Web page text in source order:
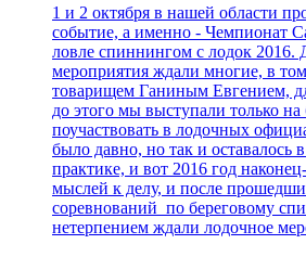
1 и 2 октября в нашей области
событие, а именно - Чемпионат
ловле спиннингом с лодок 2016.
мероприятия ждали многие, в
товарищем Ганиным Евгением,
до этого мы выступали только
поучаствовать в лодочных
было давно, но так и оставалось
практике, и вот 2016 год
мыслей к делу, и после
соревнований по береговому
нетерпением ждали лодочное